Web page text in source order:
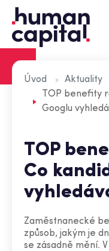
Recruitment
Externí HR
Aktuality
O nás
Kontakt
Úvod Aktuality
TOP benefity
Googlu
TOP
Co
Zaměstnanecké
způsob, jakým je
se zásadně mění.